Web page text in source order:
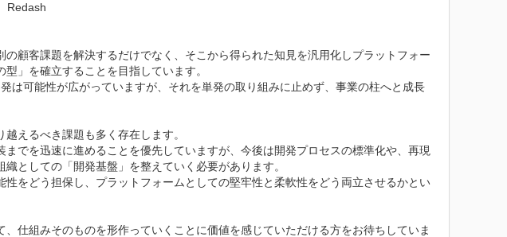
Redash
顧客課題を解決するだけでなく、そこから得られた知見を汎用化しプラットフォー
」を確立することを目指しています。
は可能性が広がっていますが、それを単発の取り組みに止めず、事業の柱へと成長
えるべき課題も多く存在します。
でを迅速に進めることを優先していますが、今後は開発プロセスの標準化や、再現
としての「開発基盤」を整えていく必要があります。
をどう担保し、プラットフォームとしての堅牢性と柔軟性をどう両立させるかとい
仕組みそのものを形作っていくことに価値を感じていただける方をお待ちしていま